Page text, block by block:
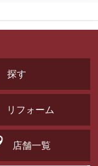
探す
リフォーム
店舗一覧